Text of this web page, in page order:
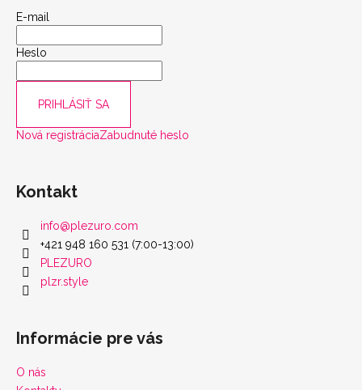
E-mail
Heslo
PRIHLÁSIŤ SA
Nová registráciaZabudnuté heslo
Kontakt
info@plezuro.com
+421 948 160 531 (7:00-13:00)
PLEZURO
plzr.style
Informácie pre vás
O nás